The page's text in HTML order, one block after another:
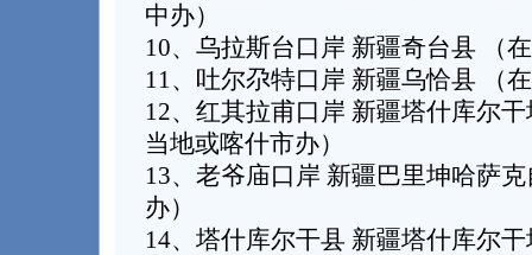
中办）
10、乌拉斯台口岸 新疆奇台县 （
11、吐尔尕特口岸 新疆乌恰县 （
12、红其拉甫口岸 新疆塔什库尔
当地或喀什市办）
13、老爷庙口岸 新疆巴里坤哈萨
办）
14、塔什库尔干县 新疆塔什库尔